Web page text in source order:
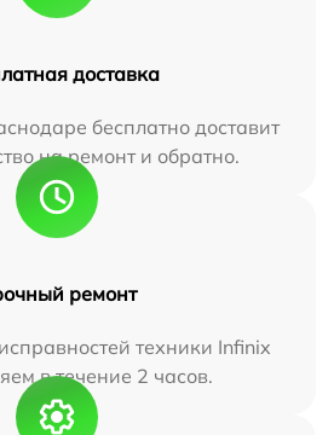
доставка
бесплатно доставит
на ремонт и обратно.
ремонт
техники Infinix
в течение 2 часов.